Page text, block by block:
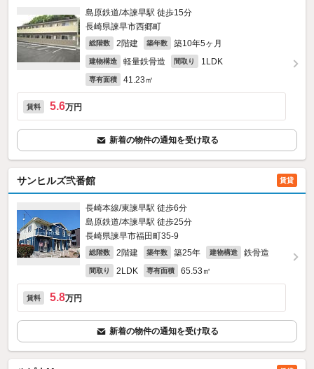
島原鉄道/本諫早駅 徒歩15分
長崎県諫早市西郷町
総階数 2階建 築年数 築10年5ヶ月
建物構造 軽量鉄骨造 間取り 1LDK
専有面積 41.23㎡
賃料 5.6万円
新着の物件の通知を受け取る
サンヒルズ弐番館 賃貸
長崎本線/東諫早駅 徒歩6分
島原鉄道/本諫早駅 徒歩25分
長崎県諫早市福田町35-9
総階数 2階建 築年数 築25年 建物構造 鉄骨造
間取り 2LDK 専有面積 65.53㎡
賃料 5.8万円
新着の物件の通知を受け取る